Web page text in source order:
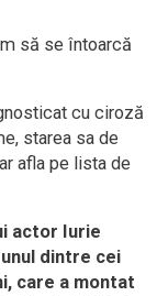
să se întoarcă
cu ciroză
starea sa de
afla pe lista de
actor Iurie
dintre cei
care a montat